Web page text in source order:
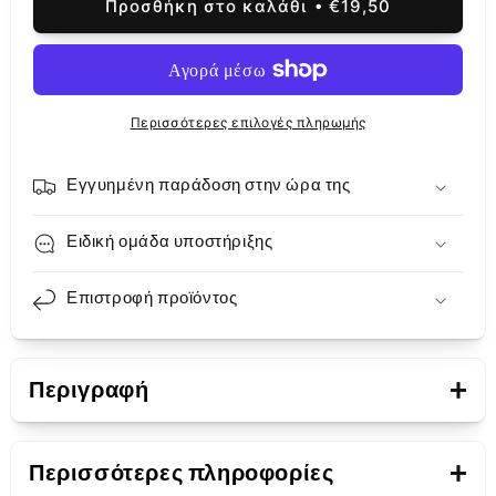
Μπαταρία
Apple
13
Μπαταρία
Apple
iPhone
13
Pro
Max
Προσθήκη στο καλάθι €19,50
Περισσότερες επιλογές πληρωμής
Εγγυημένη παράδοση στην ώρα της
Ειδική ομάδα υποστήριξης
Επιστροφή προϊόντος
Περιγραφή +
Περισσότερες πληροφορίες +